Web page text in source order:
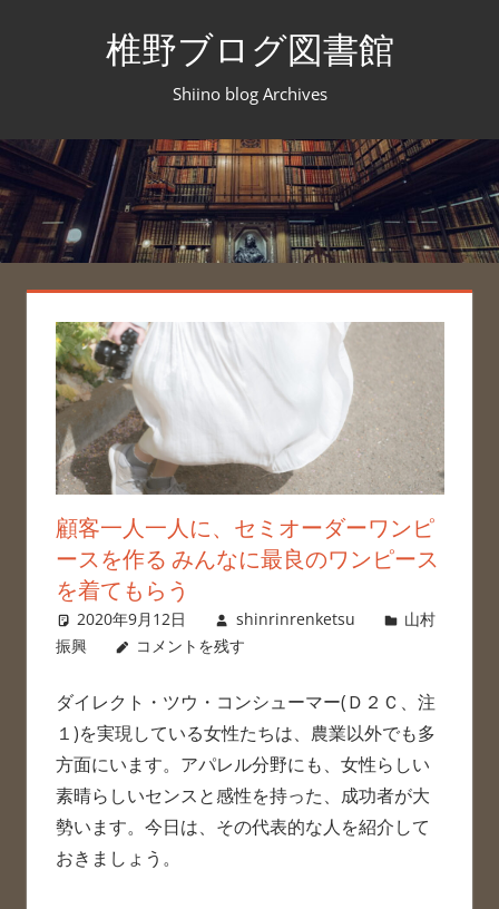
ツ
へ
ス
キ
椎野ブログ図書館
Shiino blog Archives
顧客一人一人に、セミオーダーワンピ
ースを作る みんなに最良のワンピース
を着てもらう
2020年9月12日 shinrinrenketsu
山村
振興
コメントを残す
ダイレクト・ツウ・コンシューマー(Ｄ２Ｃ、注
１)を実現している女性たちは、農業以外でも多
方面にいます。アパレル分野にも、女性らしい
素晴らしいセンスと感性を持った、成功者が大
勢います。今日は、その代表的な人を紹介して
おきましょう。